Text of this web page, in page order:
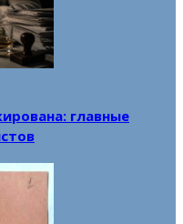
главные